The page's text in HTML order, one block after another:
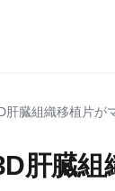
肝臓組織移植片が
肝臓